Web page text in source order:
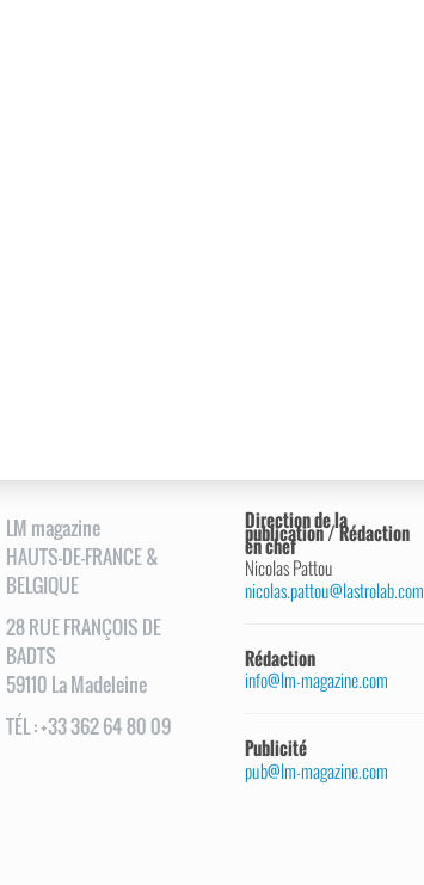
LM magazine
HAUTS-DE-FRANCE &
BELGIQUE
28RUEFRANÇOIS DE
BADTS
59110 La Madeleine
TÉL:+33 362 64 80 09
Direction de la
publication / Rédaction
en chef
Nicolas Pattou
nicolas.pattou@lastrolab.com
Rédaction
info@lm-magazine.com
Publicité
pub@lm-magazine.com